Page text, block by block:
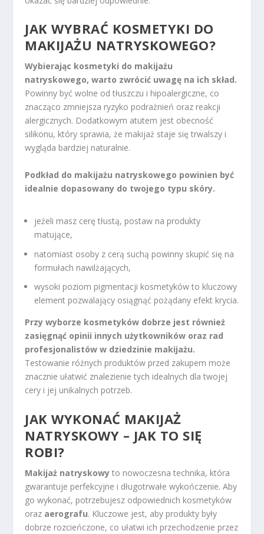
JAK WYBRAĆ KOSMETYKI DO
MAKIJAŻU NATRYSKOWEGO?
Wybierając kosmetyki do makijażu
natryskowego, warto zwrócić uwagę na ich skład.
Powinny być wolne od tłuszczu i hipoalergiczne, co
znacząco zmniejsza ryzyko podrażnień oraz reakcji
alergicznych. Dodatkowym atutem jest obecność
silikonu, który sprawia, że makijaż staje się trwalszy i
wygląda bardziej naturalnie.
Podkład do makijażu natryskowego powinien być
idealnie dopasowany do twojego typu skóry.
jeżeli masz cerę tłustą, postaw na produkty
matujące,
natomiast osoby z cerą suchą powinny skupić się na
formułach nawilżających,
wysoki poziom pigmentacji kosmetyków to kluczowy
element pozwalający osiągnąć pożądany efekt krycia.
Przy wyborze kosmetyków dobrze jest również
zasięgnąć opinii innych użytkowników oraz rad
profesjonalistów w dziedzinie makijażu.
Testowanie różnych produktów przed zakupem może
znacznie ułatwić znalezienie tych idealnych dla twojej
cery i jej unikalnych potrzeb.
JAK WYKONAĆ MAKIJAŻ
NATRYSKOWY – JAK TO SIĘ
ROBI?
Makijaż natryskowy to nowoczesna technika, która
gwarantuje perfekcyjne i długotrwałe wykończenie. Aby
go wykonać, potrzebujesz odpowiednich kosmetyków
oraz aerografu. Kluczowe jest, aby produkty były
dobrze rozcieńczone, co ułatwi ich przechodzenie przez